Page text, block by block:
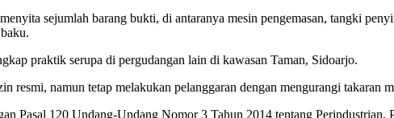
sejumlah barang bukti, di antaranya mesin pengemasan, tangki
praktik serupa di pergudangan lain di kawasan Taman, Sidoarjo.
resmi, namun tetap melakukan pelanggaran dengan mengurangi takaran
Pasal 120 Undang-Undang Nomor 3 Tahun 2014 tentang